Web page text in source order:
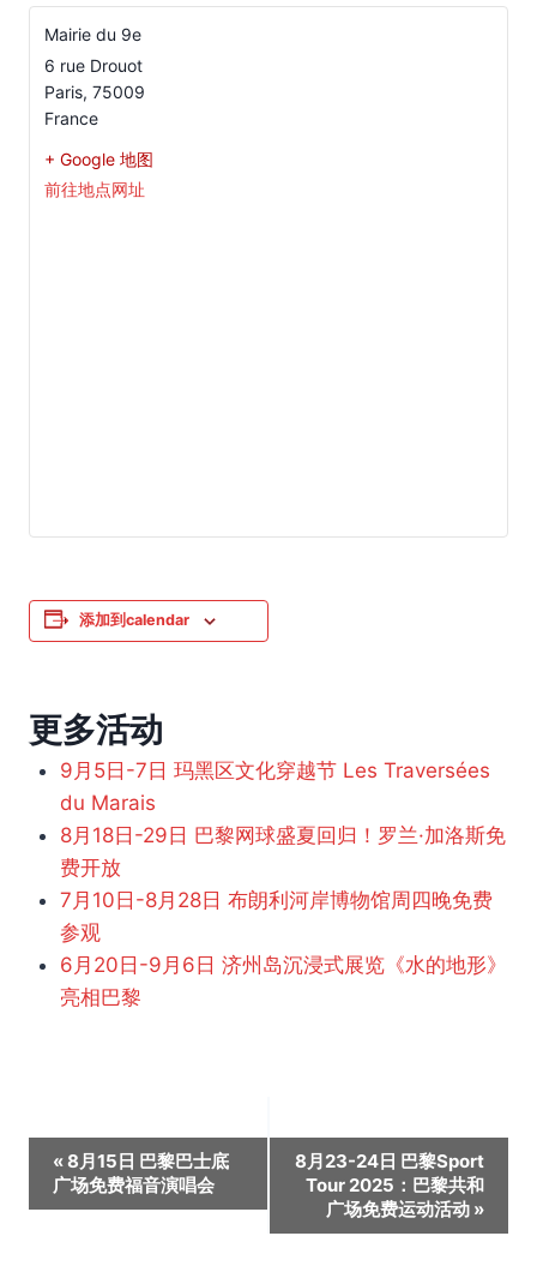
Mairie du 9e
6 rue Drouot
Paris, 75009
France
+ Google 地图
前往地点网址
添加到calendar
更多活动
9月5日-7日 玛黑区文化穿越节 Les Traversées
du Marais
8月18日-29日 巴黎网球盛夏回归！罗兰·加洛斯免
费开放
7月10日-8月28日 布朗利河岸博物馆周四晚免费
参观
6月20日-9月6日 济州岛沉浸式展览《水的地形》
亮相巴黎
活
动
«8月15日 巴黎巴士底
广场免费福音演唱会
8月23-24日 巴黎Sport
Tour 2025：巴黎共和
广场免费运动活动 »